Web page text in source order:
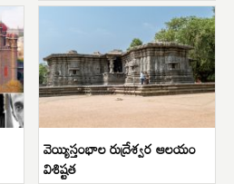
వెయ్యిస్తంభాల రుద్రేశ్వర ఆలయం
విశిష్టత